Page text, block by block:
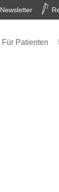
Newsletter
Für Patienten